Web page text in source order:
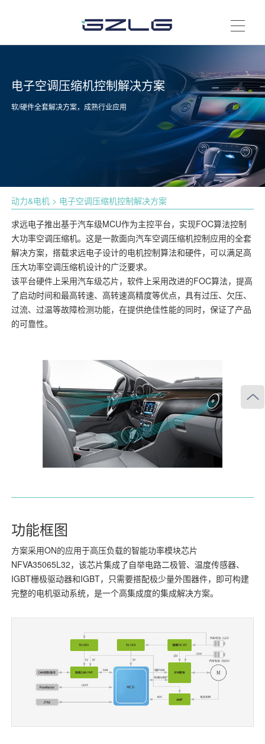
电子空调压缩机控制解决方案
软/硬件全套解决方案，成熟行业应用
动力&电机 > 电子空调压缩机控制解决方案
求远电子推出基于汽车级MCU作为主控平台，实现FOC算法控制
大功率空调压缩机。这是一款面向汽车空调压缩机控制应用的全套
解决方案，搭载求远电子设计的电机控制算法和硬件，可以满足高
压大功率空调压缩机设计的广泛要求。
该平台硬件上采用汽车级芯片，软件上采用改进的FOC算法，提高
了启动时间和最高转速、高转速高精度等优点，具有过压、欠压、
过流、过温等故障检测功能，在提供绝佳性能的同时，保证了产品
的可靠性。
功能框图
方案采用ON的应用于高压负载的智能功率模块芯片
NFVA35065L32，该芯片集成了自举电路二极管、温度传感器、
IGBT栅极驱动器和IGBT，只需要搭配极少量外围器件，即可构建
完整的电机驱动系统，是一个高集成度的集成解决方案。